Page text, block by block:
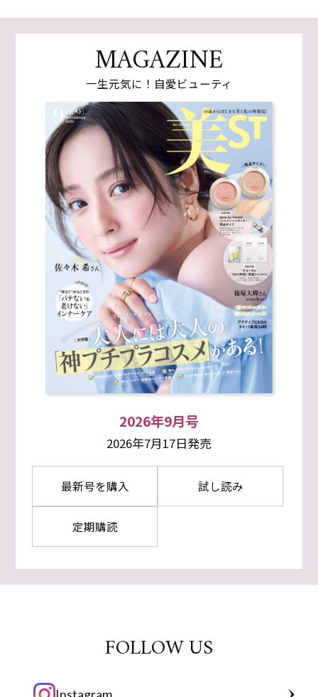
MAGAZINE
一生元気に！自愛ビューティ
2026年9月号
2026年7月17日発売
最新号を購入 試し読み
定期購読
FOLLOW US
Instagram